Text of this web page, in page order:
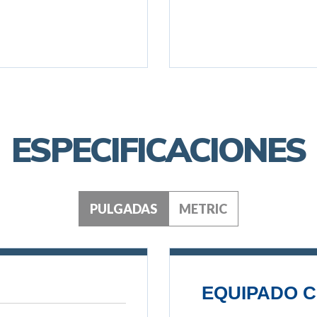
ESPECIFICACIONES
PULGADAS METRIC
EQUIPADO